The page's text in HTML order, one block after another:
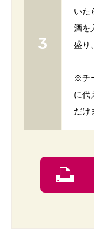
いた
酒を
盛り
※チ
に代
だけ